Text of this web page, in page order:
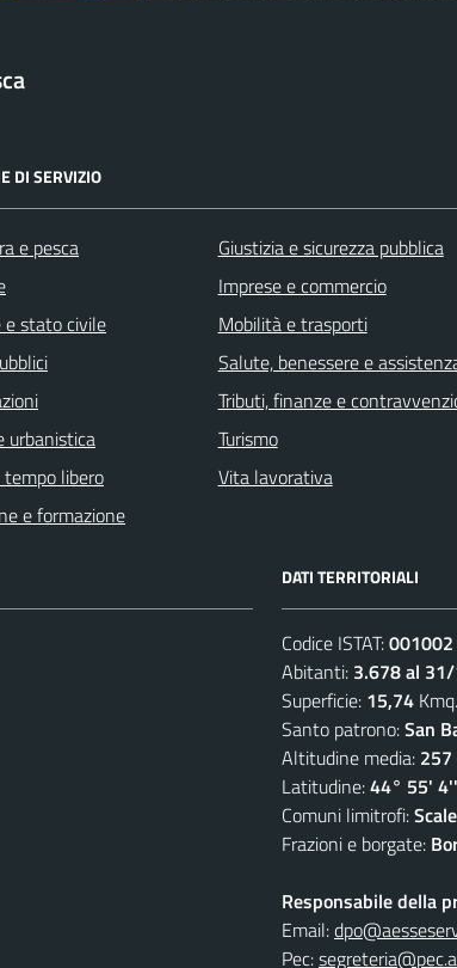
DI SERVIZIO
e pesca
e stato civile
urbanistica
libero
e formazione
Giustizia e sicurezza pubblica
Imprese e commercio
Mobilità e trasporti
Salute, benessere e
Tributi, finanze e
Turismo
Vita lavorativa
DATI TERRITORIALI
Codice ISTAT:001002
Abitanti: 3.678 al
Superficie: 15,74
Santo patrono:San
Altitudine media: 257
Latitudine:44° 55' 4''
Comuni limitrofi:
Frazioni e borgate:
Responsabile della
Email:
Pec: